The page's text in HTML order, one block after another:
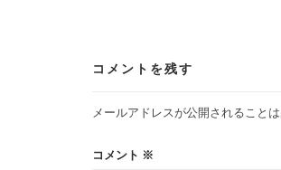
コメントを残す
メールアドレスが公開されることは
コメント ※